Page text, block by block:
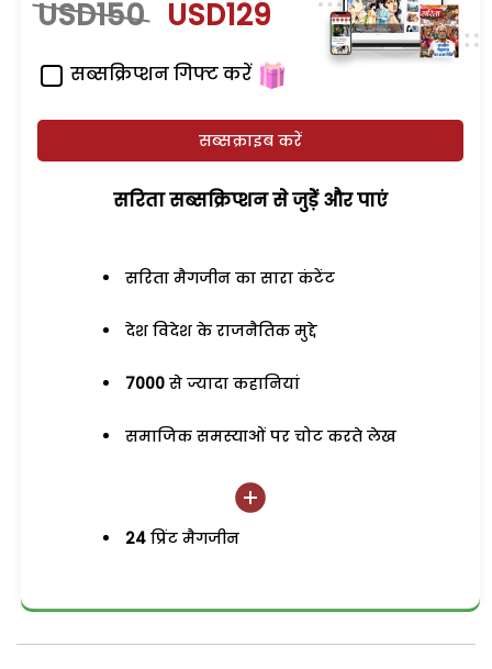
USD150 USD129
सब्सक्रिप्शन गिफ्ट करें
सब्सक्राइब करें
सरिता सब्सक्रिप्शन से जुड़ेें और पाएं
सरिता मैगजीन का सारा कंटेंट
देश विदेश के राजनैतिक मुद्दे
7000 से ज्यादा कहानियां
समाजिक समस्याओं पर चोट करते लेख
24 प्रिंट मैगजीन